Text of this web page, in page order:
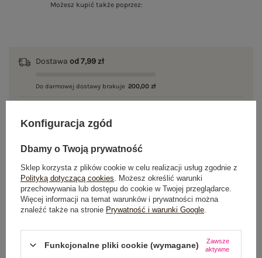
Możesz kupić także poprzez:
Dostawa od 7,99 zł
Do darmowej dostawy brakuje 200,00 zł
100 dni na zwrot
OPIS PRODUKTU
GŁÓWNE PARAMETRY
Konfiguracja zgód
Dbamy o Twoją prywatność
Sklep korzysta z plików cookie w celu realizacji usług zgodnie z
Polityką dotyczącą cookies . Możesz określić warunki
przechowywania lub dostępu do cookie w Twojej przeglądarce.
Więcej informacji na temat warunków i prywatności można
znaleźć także na stronie Prywatność i warunki Google
Funkcjonalne pliki cookie (wymagane)
Zawsze
aktywne